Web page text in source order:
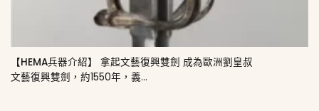
【HEMA兵器介紹】 拿起文藝復興雙劍 成為歐洲劉皇叔
文藝復興雙劍，約1550年，義...